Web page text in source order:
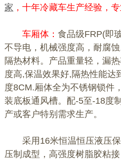
家 ，十年冷藏车生产经验，
车厢体： 食品级FRP(即
不导电，机械强度高，耐腐
隔热材料。产品重量轻，漏
度高,保温效果好,隔热性能达
度8CM.厢体全为不锈钢锁件
装底板通风槽。配-5至-18度
产或客户特别需求生产。
采用16米恒温恒压液压保
压制成型，高强度树脂胶粘